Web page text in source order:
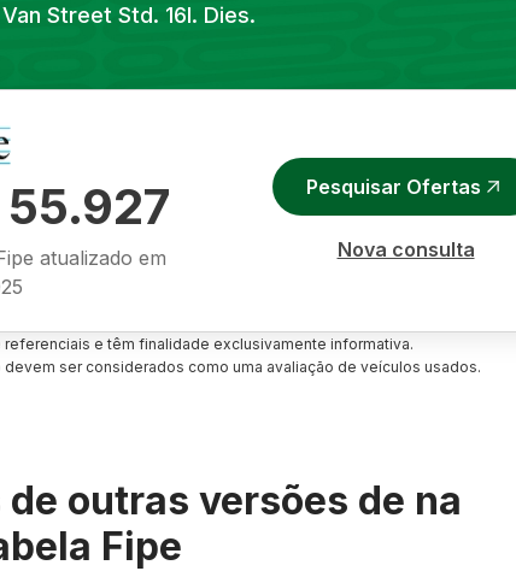
Street Std. 16l. Dies.
55.927
atualizado em
Pesquisar Ofertas
Nova consulta
e têm finalidade exclusivamente informativa.
ser considerados como uma avaliação de veículos usados.
outras versões de na
Fipe